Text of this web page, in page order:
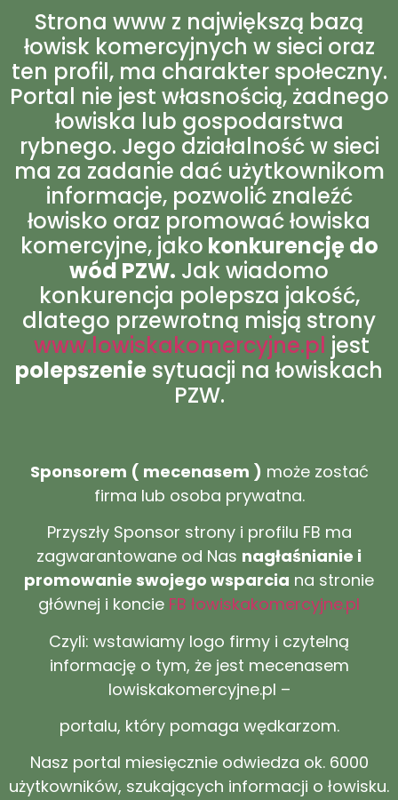
Strona www z największą bazą
łowisk komercyjnych w sieci oraz
ten profil, ma charakter społeczny.
Portal nie jest własnością, żadnego
łowiska lub gospodarstwa
rybnego. Jego działalność w sieci
ma za zadanie dać użytkownikom
informacje, pozwolić znaleźć
łowisko oraz promować łowiska
komercyjne, jako konkurencję do
wód PZW. Jak wiadomo
konkurencja polepsza jakość,
dlatego przewrotną misją strony
www.lowiskakomercyjne.pl jest
polepszenie sytuacji na łowiskach
PZW.
Sponsorem ( mecenasem ) może zostać
firma lub osoba prywatna.
Przyszły Sponsor strony i profilu FB ma
zagwarantowane od Nas nagłaśnianie i
promowanie swojego wsparcia na stronie
głównej i koncie FB łowiskakomercyjne.pl
Czyli: wstawiamy logo firmy i czytelną
informację o tym, że jest mecenasem
lowiskakomercyjne.pl –
portalu, który pomaga wędkarzom.
Nasz portal miesięcznie odwiedza ok. 6000
użytkowników, szukających informacji o łowisku.